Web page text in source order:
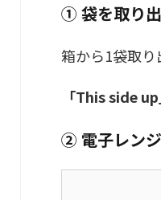
① 袋を取り
箱から1袋取り
「This side
② 電子レン